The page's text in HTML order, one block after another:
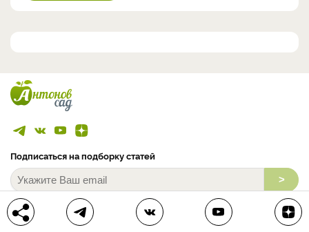
Подписаться на подборку статей
>
Подписываясь на рассылку, я соглашаюсь на обработку моих
персональных данных.